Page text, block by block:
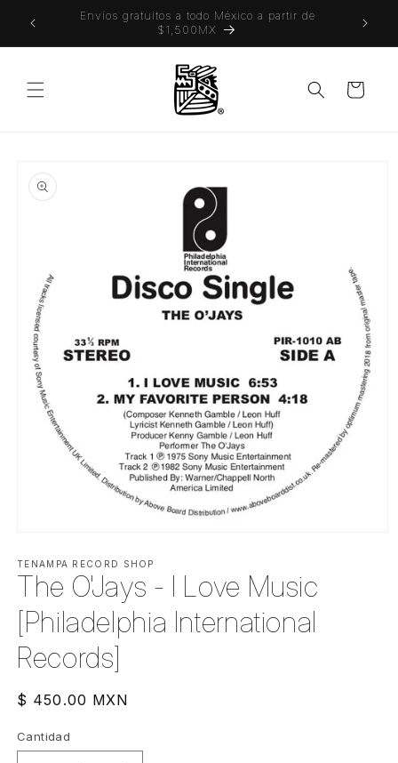
directamenteEnvíos gratuitos a todo México a partir de
$1,500MX
Carrito
a la
información
multimedia
1
ventana
modal
TENAMPA RECORD SHOP
The O'Jays - I Love Music
[Philadelphia International
Records]
Precio
$ 450.00 MXN
Cantidad
Cantidad